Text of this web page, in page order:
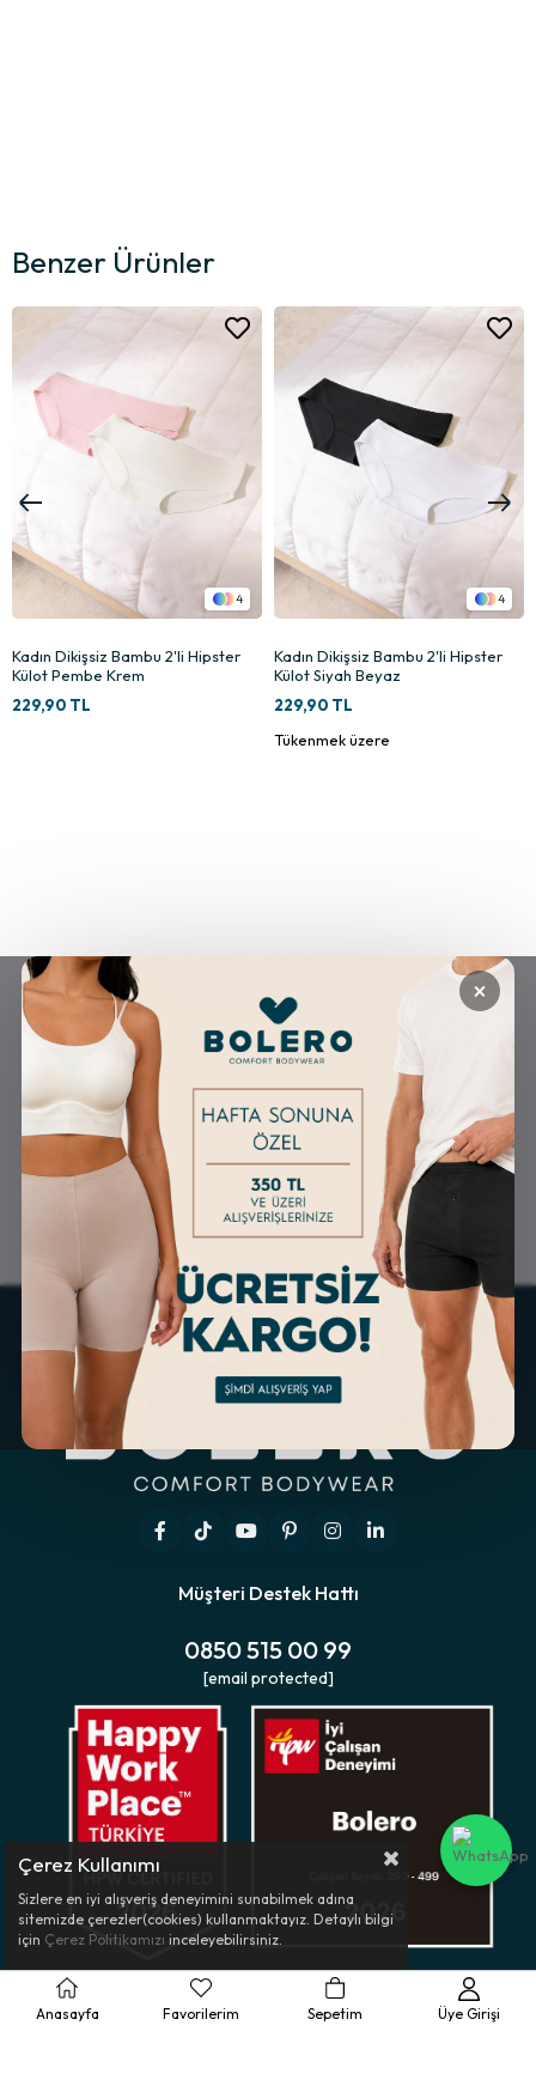
Benzer Ürünler
4
Kadın Dikişsiz Bambu 2'li Hipster
Külot Pembe Krem
229,90 TL
4
Kadın Dikişsiz Bambu 2'li Hipster
Külot Siyah Beyaz
229,90 TL
Tükenmek üzere
ÜCRETSİZ KARGO GÜVENLİ ALIŞVERİŞ
KOLAY İADE & DEĞİŞİM
ALTERNATİF ÖDEME
İMKANLARI
Müşteri Destek Hattı
0850 515 00 99
[email protected]
Çerez Kullanımı
Sizlere en iyi alışveriş deneyimini sunabilmek adına
sitemizde çerezler(cookies) kullanmaktayız. Detaylı bilgi
için Çerez Politikamızı inceleyebilirsiniz.
Anasayfa Favorilerim Sepetim Üye Girişi
×